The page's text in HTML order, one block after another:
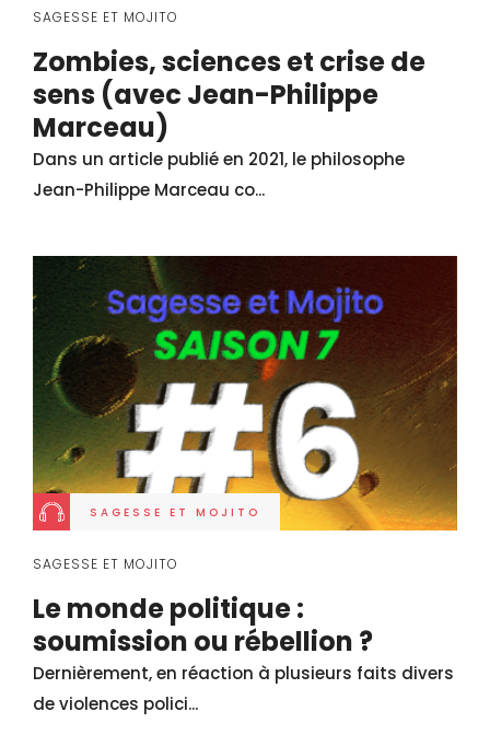
SAGESSE ET MOJITO
Zombies, sciences et crise de
sens (avec Jean-Philippe
Marceau)
Dans un article publié en 2021, le philosophe
Jean-Philippe Marceau co...
SAGESSE ET MOJITO
SAGESSE ET MOJITO
Le monde politique :
soumission ou rébellion ?
Dernièrement, en réaction à plusieurs faits divers
de violences polici...